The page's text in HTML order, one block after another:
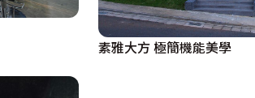
素雅大方 極簡機能美學